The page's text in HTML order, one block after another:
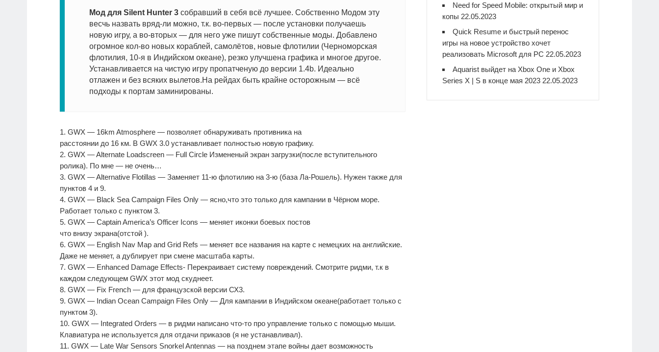
Мод для Silent Hunter 3 собравший в себя всё лучшее. Собственно Модом эту
весчь назвать вряд-ли можно, т.к. во-первых — после установки получаешь
новую игру, а во-вторых — для него уже пишут собственные моды. Добавлено
огромное кол-во новых кораблей, самолётов, новые флотилии (Черноморская
флотилия, 10-я в Индийском океане), резко улучшена графика и многое другое.
Устанавливается на чистую игру пропатченую до версии 1.4b. Идеально
отлажен и без всяких вылетов.На рейдах быть крайне осторожным — всё
подходы к портам заминированы.
1. GWX — 16km Atmosphere — позволяет обнаруживать противника на
расстоянии до 16 км. В GWX 3.0 устанавливает полностью новую графику.
2. GWX — Alternate Loadscreen — Full Circle Измененый экран загрузки(после вступительного
ролика). По мне — не очень…
3. GWX — Alternative Flotillas — Заменяет 11-ю флотилию на 3-ю (база Ла-Рошель). Нужен также для
пунктов 4 и 9.
4. GWX — Black Sea Campaign Files Only — ясно,что это только для кампании в Чёрном море.
Работает только с пунктом 3.
5. GWX — Captain America’s Officer Icons — меняет иконки боевых постов
что внизу экрана(отстой ).
6. GWX — English Nav Map and Grid Refs — меняет все названия на карте с немецких на английские.
Даже не меняет, а дублирует при смене масштаба карты.
7. GWX — Enhanced Damage Effects- Перекраивает систему повреждений. Смотрите ридми, т.к в
каждом следующем GWX этот мод скуднеет.
8. GWX — Fix French — для французской версии СХ3.
9. GWX — Indian Ocean Campaign Files Only — Для кампании в Индийском океане(работает только с
пунктом 3).
10. GWX — Integrated Orders — в ридми написано что-то про управление только с помощью мыши.
Клавиатура не используется для отдачи приказов (я не устанавливал).
11. GWX — Late War Sensors Snorkel Antennas — на позднем этапе войны дает возможность
Need for Speed Mobile: открытый мир и
копы 22.05.2023
Quick Resume и быстрый перенос
игры на новое устройство хочет
реализовать Microsoft для PC 22.05.2023
Aquarist выйдет на Xbox One и Xbox
Series X | S в конце мая 2023 22.05.2023